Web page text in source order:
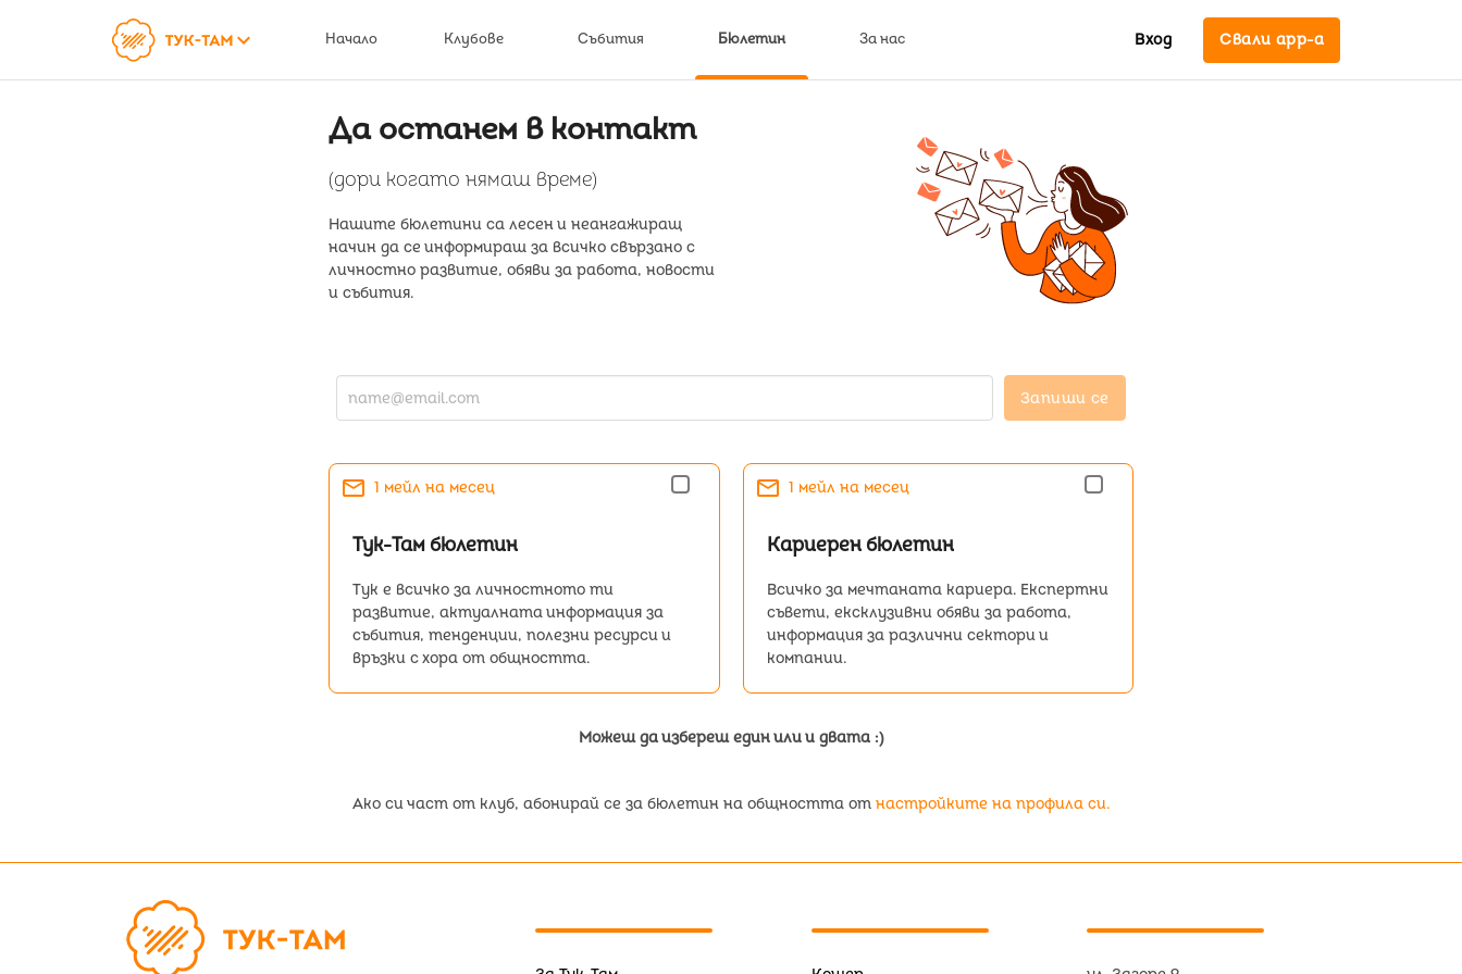
keyboard_arrow_down Начало Клубове Събития Бюлетин За нас Вход Свали app-a
Да останем в контакт
(дори когато нямаш време)
Нашите бюлетини са лесен и неангажиращ
начин да се информираш за всичко свързано с
личностно развитие, обяви за работа, новости
и събития.
Запиши се
mail 1 мейл на месец
Тук-Там бюлетин
Tук е всичко за личностното ти
развитие, актуалната информация за
събития, тенденции, полезни ресурси и
връзки с хора от общността.
mail 1 мейл на месец
Кариерен бюлетин
Всичко за мечтаната кариера. Експертни
съвети, ексклузивни обяви за работа,
информация за различни сектори и
компании.
Можеш да избереш един или и двата :)
Ако си част от клуб, абонирай се за бюлетин на общността от настройките на профила си.